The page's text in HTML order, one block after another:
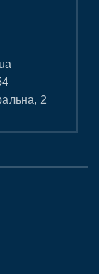
2